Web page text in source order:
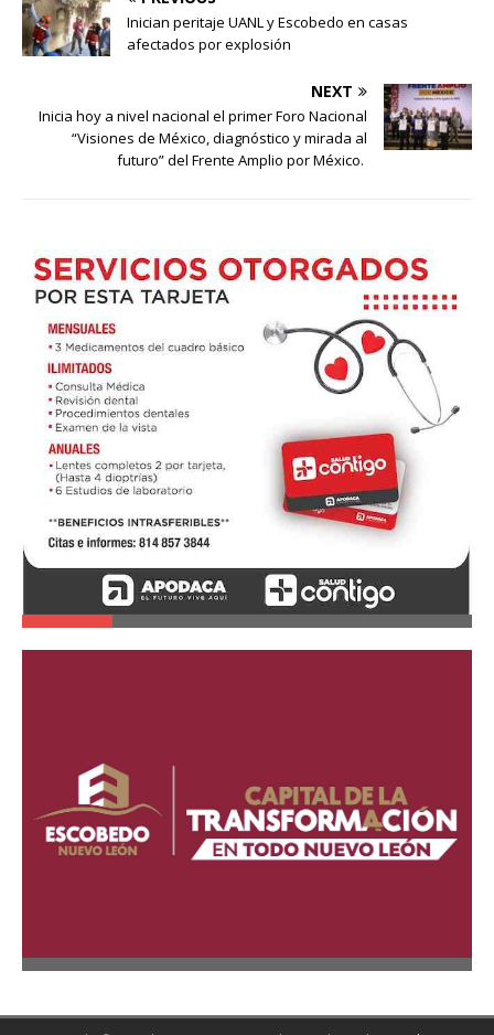
Inician peritaje UANL y Escobedo en casas
afectados por explosión
NEXT
Inicia hoy a nivel nacional el primer Foro Nacional
“Visiones de México, diagnóstico y mirada al
futuro” del Frente Amplio por México.